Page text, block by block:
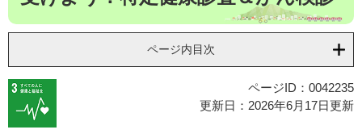
へ
ページ内目次
ページID：0042235
更新日：2026年6月17日更新